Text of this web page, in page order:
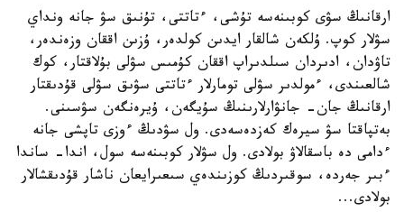
ارقانىڭ سۋى كوبىنەسە تۇشى، ءتاتتى، تۇنىق سۋ جانە ونداي
سۋلار كوپ. ۇلكەن شالقار ايدىن كولدەر، ۇزىن اققان وزەندەر،
تاۋدان، ادىردان سىلدىراپ اققان كۇمىس سۋلى بۇلاقتار، كوك
شالعىندى، ءمولدىر سۋلى تومارلار ءتاتتى سۋىق سۋلى قۇدىقتار
ارقانىڭ جان- جانۋارلارىنىڭ سۇيگەن، ۇيرەنگەن سۋسىنى.
بەتپاقتا سۋ سيرەك كەزدەسەدى. ول سۋدىڭ ءوزى تاپشى جانە
ءدامى دە باسقالاۋ بولادى. ول سۋلار كوبىنەسە سول، اندا- ساندا
ءبىر جەردە، سوقىردىڭ كوزىندەي سىعىرايعان ناشار قۇدىقشالار
بولادى...